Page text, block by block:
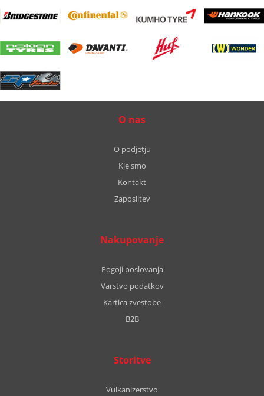
O nas
O podjetju
Kje smo
Kontakt
Zaposlitev
Nakupovanje
Pogoji poslovanja
Varstvo podatkov
Kartica zvestobe
B2B
Storitve
Vulkanizerstvo